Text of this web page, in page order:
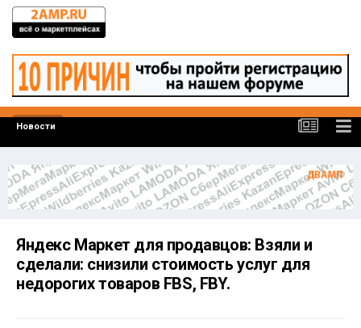
Новости
Яндекс Маркет для продавцов: Взяли и
сделали: снизили стоимость услуг для
недорогих товаров FBS, FBY.